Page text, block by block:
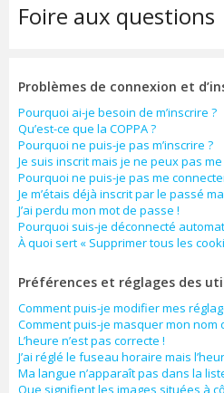
Foire aux questions
Problèmes de connexion et
Pourquoi ai-je besoin de m’inscrire ?
Qu’est-ce que la COPPA ?
Pourquoi ne puis-je pas m’inscrire ?
Je suis inscrit mais je ne peux pas
Pourquoi ne puis-je pas me
Je m’étais déjà inscrit par le passé
J’ai perdu mon mot de passe !
Pourquoi suis-je déconnecté
À quoi sert « Supprimer tous les
Préférences et réglages des
Comment puis-je modifier mes
Comment puis-je masquer mon nom
L’heure n’est pas correcte !
J’ai réglé le fuseau horaire mais
Ma langue n’apparaît pas dans la
Que signifient les images situées à